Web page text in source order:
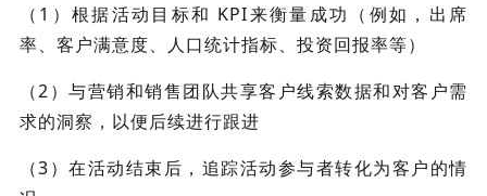
（1）根据活动目标和 KPI来衡量成功（例如，出席
率、客户满意度、人口统计指标、投资回报率等）
（2）与营销和销售团队共享客户线索数据和对客户需
求的洞察，以便后续进行跟进
（3）在活动结束后，追踪活动参与者转化为客户的情